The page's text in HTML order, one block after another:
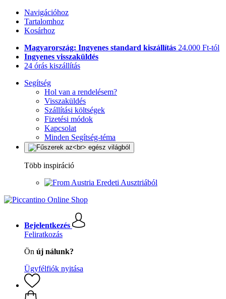
Navigációhoz
Tartalomhoz
Kosárhoz
Magyarország: Ingyenes standard kiszállítás 24.000 Ft-tól
Ingyenes visszaküldés
24 órás kiszállítás
Segítség
Hol van a rendelésem?
Visszaküldés
Szállítási költségek
Fizetési módok
Kapcsolat
Minden Segítség-téma
Több inspiráció
Eredeti Ausztriából
Bejelentkezés
Feliratkozás
Ön új nálunk?
Ügyfélfiók nyitása